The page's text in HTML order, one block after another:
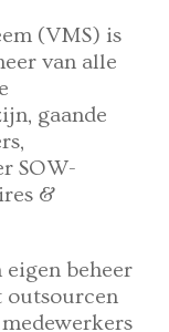
(VMS) is
van alle
gaande
SOW-
&
beheer
outsourcen